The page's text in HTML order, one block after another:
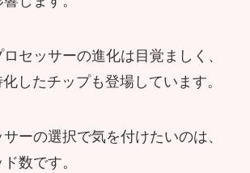
セッサーの進化は目覚ましく、
したチップも登場しています。
ーの選択で気を付けたいのは、
数です。